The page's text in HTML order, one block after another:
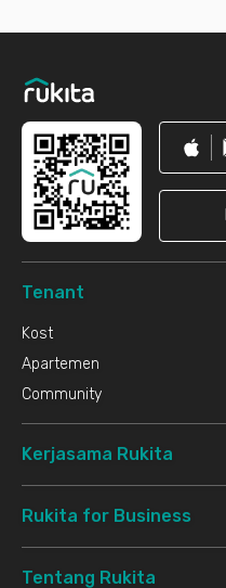
Tenant
Kost
Apartemen
Community
Kerjasama Rukita
Rukita for Business
Tentang Rukita